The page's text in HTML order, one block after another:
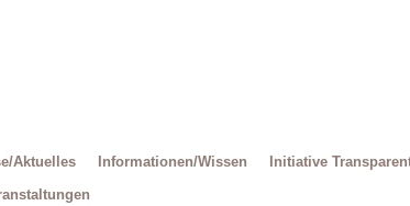
Aktuelles Informationen/Wissen Initiative